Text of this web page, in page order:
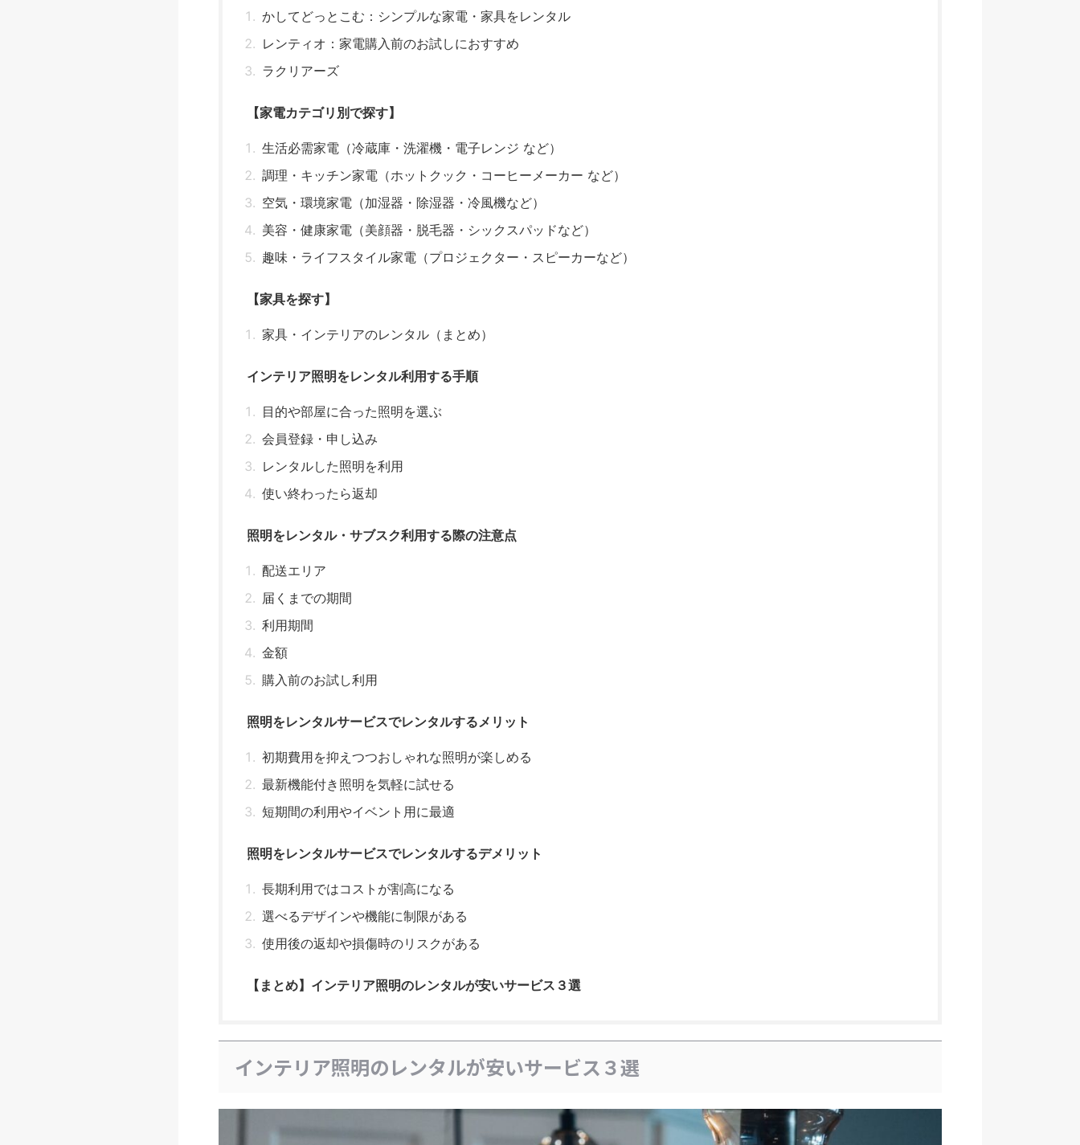
かしてどっとこむ：シンプルな家電・家具をレンタル
レンティオ：家電購入前のお試しにおすすめ
ラクリアーズ
【家電カテゴリ別で探す】
生活必需家電（冷蔵庫・洗濯機・電子レンジ など）
調理・キッチン家電（ホットクック・コーヒーメーカー など）
空気・環境家電（加湿器・除湿器・冷風機など）
美容・健康家電（美顔器・脱毛器・シックスパッドなど）
趣味・ライフスタイル家電（プロジェクター・スピーカーなど）
【家具を探す】
家具・インテリアのレンタル（まとめ）
インテリア照明をレンタル利用する手順
目的や部屋に合った照明を選ぶ
会員登録・申し込み
レンタルした照明を利用
使い終わったら返却
照明をレンタル・サブスク利用する際の注意点
配送エリア
届くまでの期間
利用期間
金額
購入前のお試し利用
照明をレンタルサービスでレンタルするメリット
初期費用を抑えつつおしゃれな照明が楽しめる
最新機能付き照明を気軽に試せる
短期間の利用やイベント用に最適
照明をレンタルサービスでレンタルするデメリット
長期利用ではコストが割高になる
選べるデザインや機能に制限がある
使用後の返却や損傷時のリスクがある
【まとめ】インテリア照明のレンタルが安いサービス３選
インテリア照明のレンタルが安いサービス３選